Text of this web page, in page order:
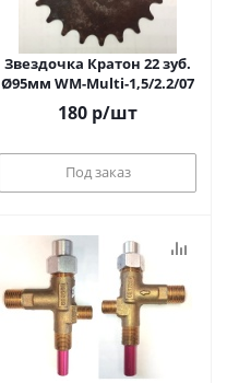
Звездочка Кратон 22 зуб.
Ø95мм WM-Multi-1,5/2.2/07
180 р/шт
Под заказ